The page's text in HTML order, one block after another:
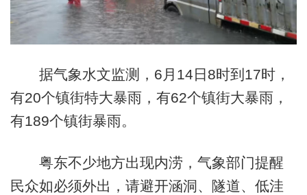
据气象水文监测，6月14日8时到17时，
有20个镇街特大暴雨，有62个镇街大暴雨，
有189个镇街暴雨。
粤东不少地方出现内涝，气象部门提醒
民众如必须外出，请避开涵洞、隧道、低洼